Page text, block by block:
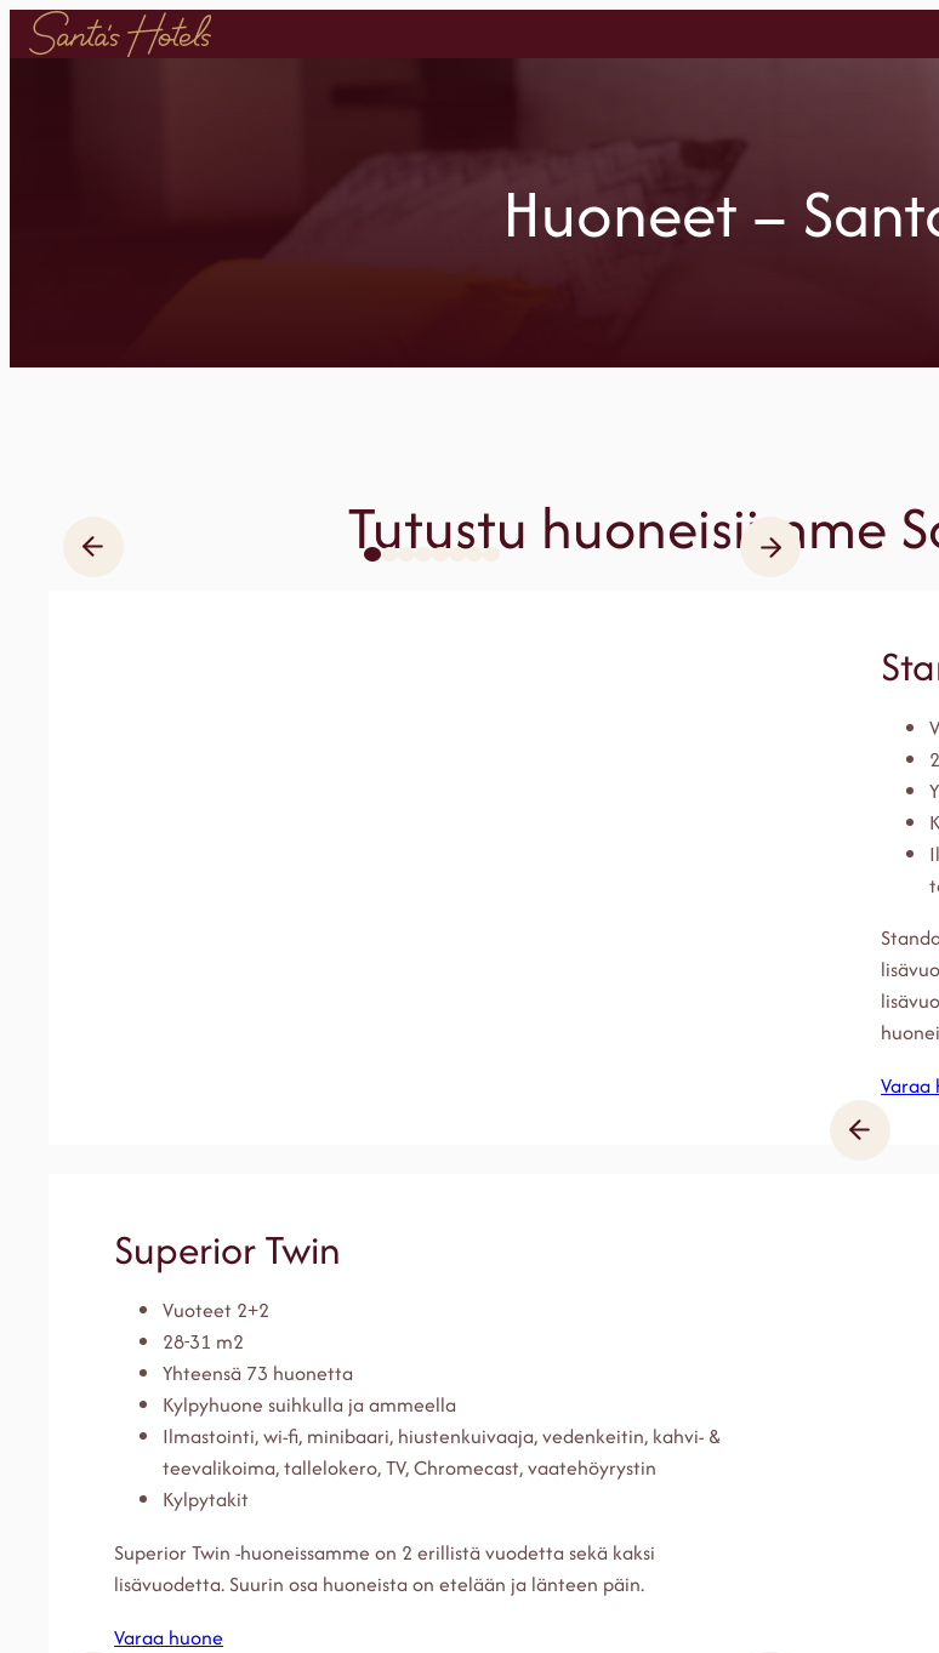
Siirry
sisältöön
Huoneet –
Tutustu huoneisiimme
Varaa
Superior Twin
Vuoteet 2+2
28-31 m2
Yhteensä 73 huonetta
Kylpyhuone suihkulla ja ammeella
Ilmastointi, wi-fi, minibaari, hiustenkuivaaja, vedenkeitin, kahvi- &
teevalikoima, tallelokero, TV, Chromecast, vaatehöyrystin
Kylpytakit
Superior Twin -huoneissamme on 2 erillistä vuodetta sekä kaksi
lisävuodetta. Suurin osa huoneista on etelään ja länteen päin.
Varaa huone